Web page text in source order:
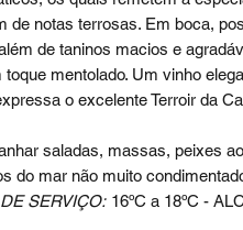
de notas terrosas. Em boca,
de taninos macios e
toque mentolado. Um vinho
o excelente Terroir da
saladas, massas, peixes
do mar não muito
SERVIÇO: 16ºC a 18ºC -